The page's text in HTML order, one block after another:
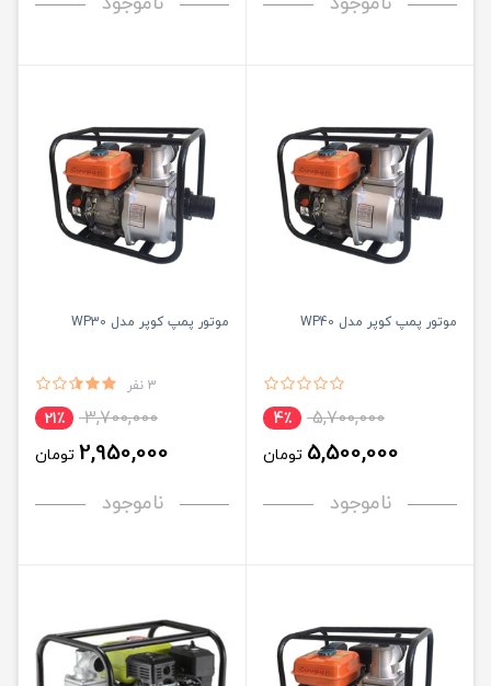
موتور پمپ کوپر مدل WP40
5,700,000 4٪
5,500,000 تومان
ناموجود
موتور پمپ کوپر مدل WP30
3 نفر
3,700,000 21٪
2,950,000 تومان
ناموجود